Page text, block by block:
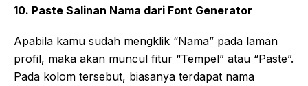
10. Paste Salinan Nama dari Font Generator
Apabila kamu sudah mengklik “Nama” pada laman
profil, maka akan muncul fitur “Tempel” atau “Paste”.
Pada kolom tersebut, biasanya terdapat nama